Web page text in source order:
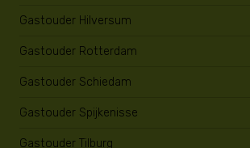
Gastouder Hilversum
Gastouder Rotterdam
Gastouder Schiedam
Gastouder Spijkenisse
Gastouder Tilburg